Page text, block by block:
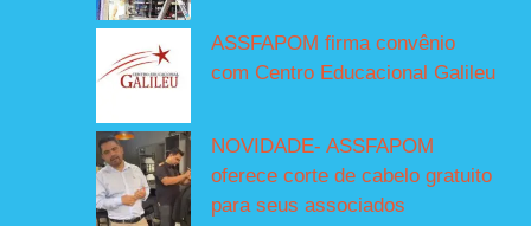
ASSFAPOM firma convênio
com Centro Educacional Galileu
NOVIDADE- ASSFAPOM
oferece corte de cabelo gratuito
para seus associados